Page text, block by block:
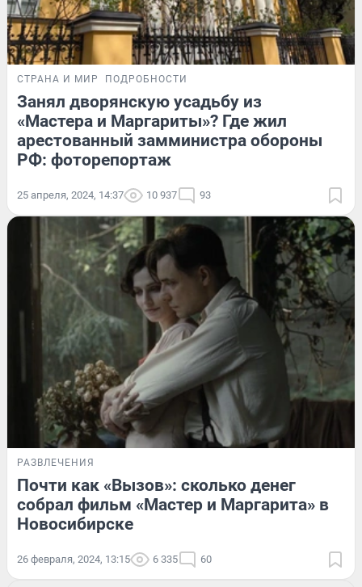
СТРАНА И МИР ПОДРОБНОСТИ
Занял дворянскую усадьбу из
«Мастера и Маргариты»? Где жил
арестованный замминистра обороны
РФ: фоторепортаж
25 апреля, 2024, 14:37 10 937 93
РАЗВЛЕЧЕНИЯ
Почти как «Вызов»: сколько денег
собрал фильм «Мастер и Маргарита» в
Новосибирске
26 февраля, 2024, 13:15 6 335 60